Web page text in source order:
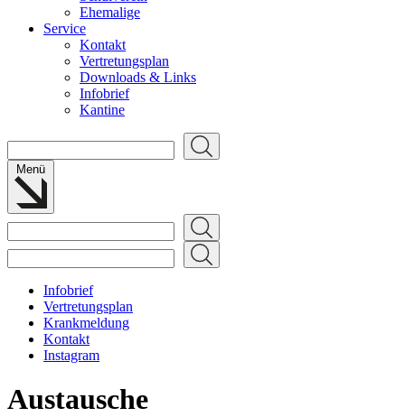
Ehemalige
Service
Kontakt
Vertretungsplan
Downloads & Links
Infobrief
Kantine
Suchen
Suchen
Suchen
Infobrief
Vertretungsplan
Krankmeldung
Kontakt
Instagram
Austausche